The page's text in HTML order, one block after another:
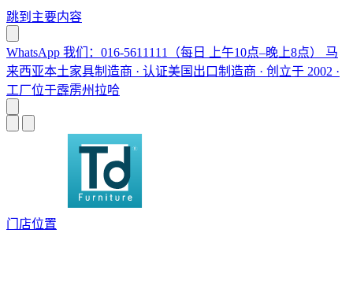
跳到主要内容
WhatsApp 我们：016-5611111（每日 上午10点–晚上8点） 马
来西亚本土家具制造商 · 认证美国出口制造商 · 创立于 2002 ·
工厂位于霹雳州拉哈
门店位置